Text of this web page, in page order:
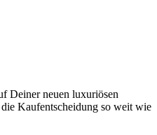
Deiner neuen luxuriösen
Kaufentscheidung so weit wie